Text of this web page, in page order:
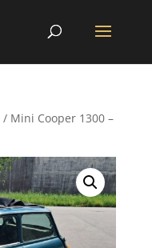
/ Mini Cooper 1300 –